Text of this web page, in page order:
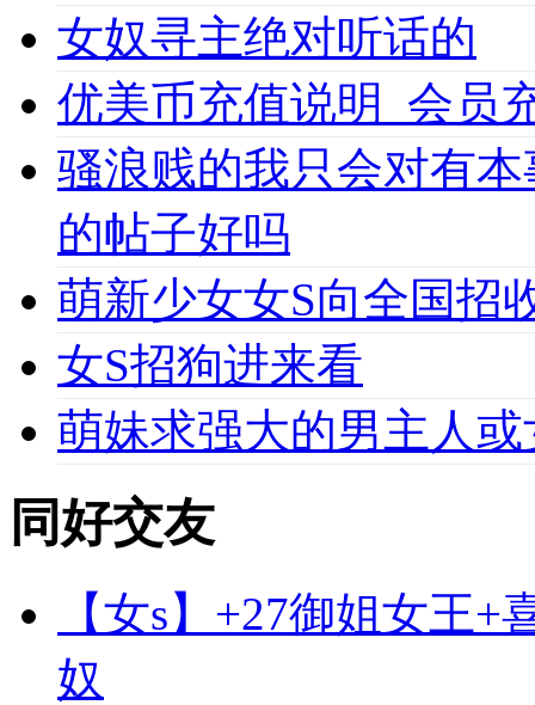
女奴寻主绝对听话的
优美币充值说明_会员
骚浪贱的我只会对有
的帖子好吗
萌新少女女S向全国招
女S招狗进来看
萌妹求强大的男主人
同好交友
【女s】+27御姐女王
奴